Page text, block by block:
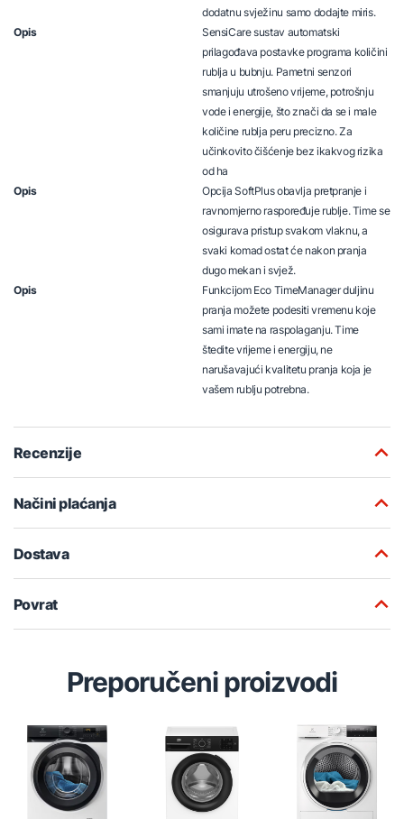
dodatnu svježinu samo dodajte miris.
Opis
SensiCare sustav automatski
prilagođava postavke programa količini
rublja u bubnju. Pametni senzori
smanjuju utrošeno vrijeme, potrošnju
vode i energije, što znači da se i male
količine rublja peru precizno. Za
učinkovito čišćenje bez ikakvog rizika
od ha
Opis
Opcija SoftPlus obavlja pretpranje i
ravnomjerno raspoređuje rublje. Time se
osigurava pristup svakom vlaknu, a
svaki komad ostat će nakon pranja
dugo mekan i svjež.
Opis
Funkcijom Eco TimeManager duljinu
pranja možete podesiti vremenu koje
sami imate na raspolaganju. Time
štedite vrijeme i energiju, ne
narušavajući kvalitetu pranja koja je
vašem rublju potrebna.
Recenzije
Načini plaćanja
Dostava
Povrat
Preporučeni proizvodi